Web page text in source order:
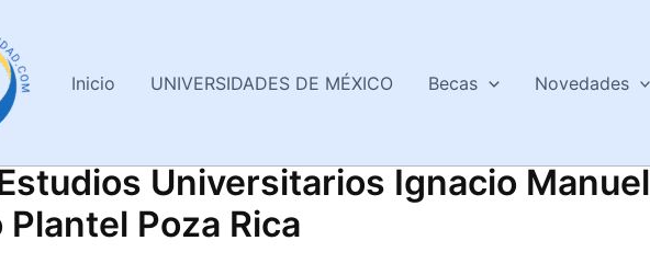
Inicio UNIVERSIDADES DE MÉXICO Becas Novedades
Universitarios Ignacio Manuel
Poza Rica